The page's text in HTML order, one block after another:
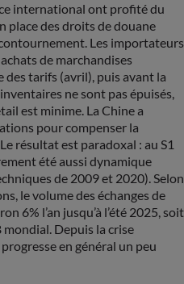
international ont profité du
place des droits de douane
Les importateurs
de marchandises
tarifs (avril), puis avant la
ne sont pas épuisés,
est minime. La Chine a
pour compenser la
résultat est paradoxal : au S1
été aussi dynamique
de 2009 et 2020). Selon
le volume des échanges de
6% l’an jusqu’à l’été 2025, soit
mondial. Depuis la crise
en général un peu